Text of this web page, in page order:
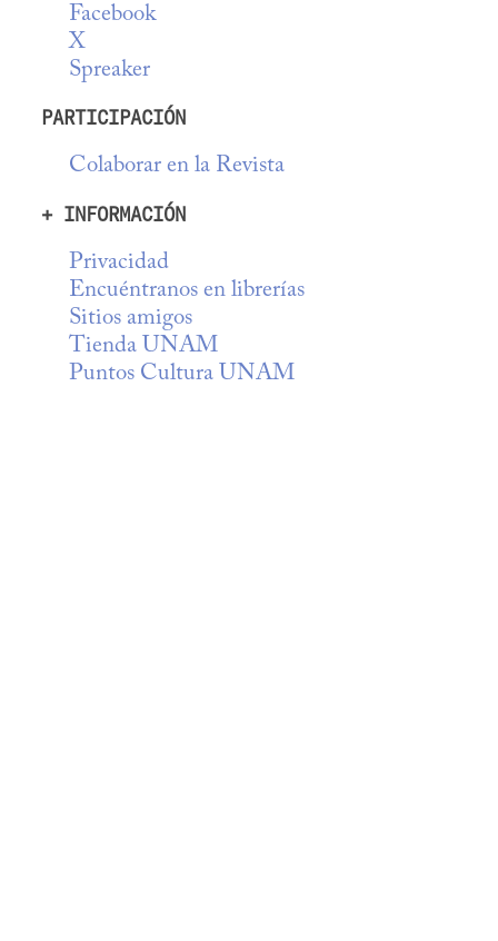
Facebook
X
Spreaker
PARTICIPACIÓN
Colaborar en la Revista
+ INFORMACIÓN
Privacidad
Encuéntranos en librerías
Sitios amigos
Tienda UNAM
Puntos Cultura UNAM